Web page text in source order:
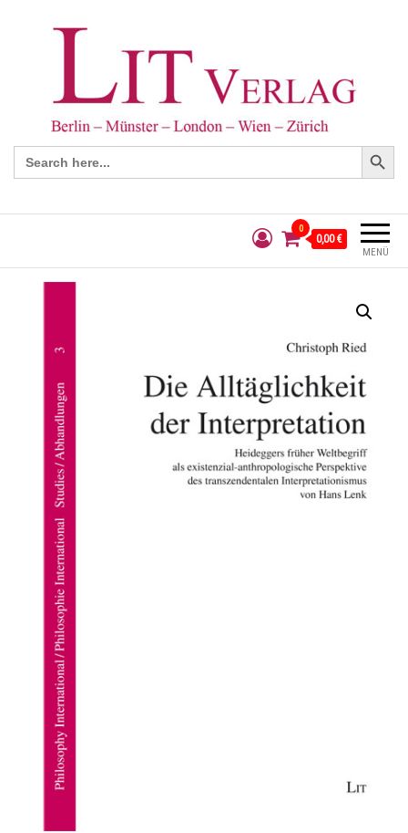
Search
for:
Search Button
MENÜ
0
0,00 €